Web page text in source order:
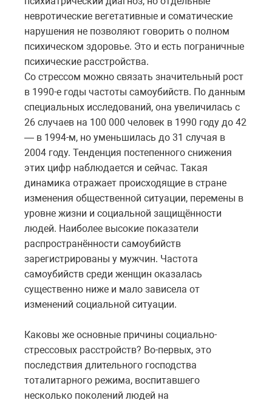
невротические вегетативные и соматические
нарушения не позволяют говорить о полном
психическом здоровье. Это и есть пограничные
психические расстройства.
Со стрессом можно связать значительный рост
в 1990-е годы частоты самоубийств. По данным
специальных исследований, она увеличилась с
26 случаев на 100 000 человек в 1990 году до 42
— в 1994-м, но уменьшилась до 31 случая в
2004 году. Тенденция постепенного снижения
этих цифр наблюдается и сейчас. Такая
динамика отражает происходящие в стране
изменения общественной ситуации, перемены в
уровне жизни и социальной защищённости
людей. Наиболее высокие показатели
распространённости самоубийств
зарегистрированы у мужчин. Частота
самоубийств среди женщин оказалась
существенно ниже и мало зависела от
изменений социальной ситуации.
Каковы же основные причины социально-
стрессовых расстройств? Во-первых, это
последствия длительного господства
тоталитарного режима, воспитавшего
несколько поколений людей на